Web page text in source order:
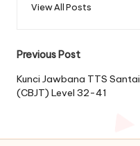
View All Posts
Post
navigation
Previous Post
Kunci Jawbana TTS Santai
(CBJT) Level 32-41